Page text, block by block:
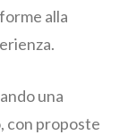
alla
una
con proposte